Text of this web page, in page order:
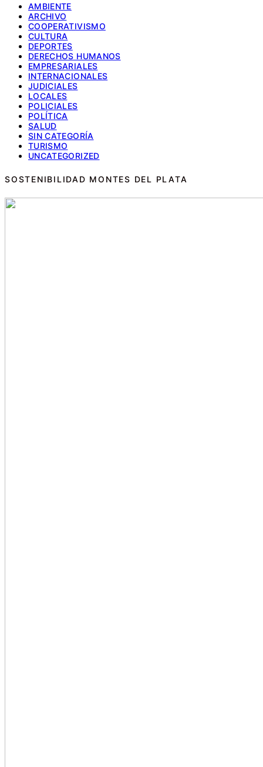
AMBIENTE
ARCHIVO
COOPERATIVISMO
CULTURA
DEPORTES
DERECHOS HUMANOS
EMPRESARIALES
INTERNACIONALES
JUDICIALES
LOCALES
POLICIALES
POLÍTICA
SALUD
SIN CATEGORÍA
TURISMO
UNCATEGORIZED
SOSTENIBILIDAD MONTES DEL PLATA